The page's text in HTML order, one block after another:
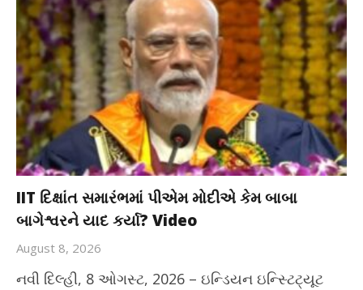
IIT દિક્ષાંત સમારંભમાં પીએમ મોદીએ કેમ બાબા
બાગેશ્વરને યાદ કર્યા? Video
August 8, 2026
નવી દિલ્હી, 8 ઓગસ્ટ, 2026 – ઇન્ડિયન ઇન્સ્ટિટ્યૂટ